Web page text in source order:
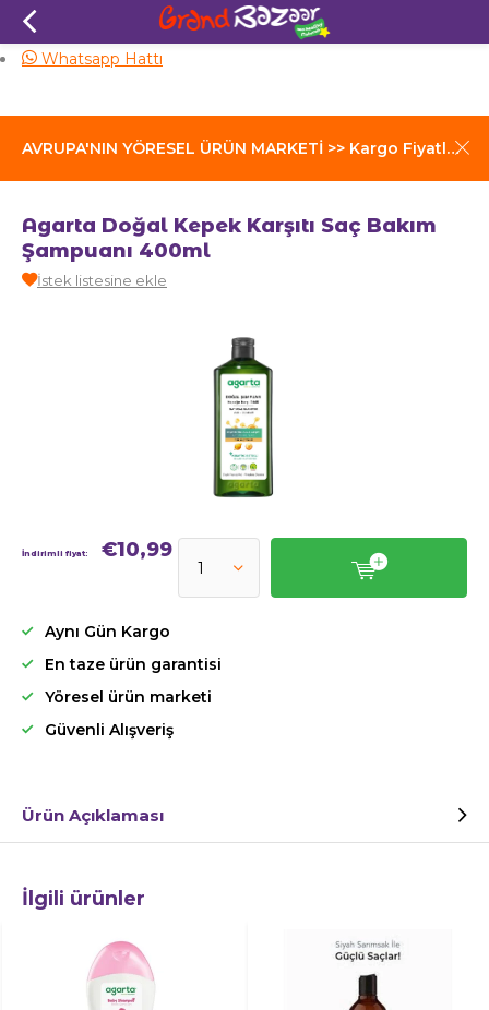
AVRUPA'NIN YÖRESEL ÜRÜN MARKETİ >> Kargo Fiyatları İçin Tıklayınız
Aynı Gün Kargo
Whatsapp Hattı
Agarta Doğal Kepek Karşıtı Saç Bakım
Şampuanı 400ml
İstek listesine ekle
İndirimli fiyat: €10,99
Aynı Gün Kargo
En taze ürün garantisi
Yöresel ürün marketi
Güvenli Alışveriş
Ürün Açıklaması
İlgili ürünler